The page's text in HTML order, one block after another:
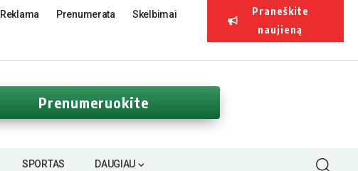
Reklama Prenumerata Skelbimai
Praneškite
naujieną
Prenumeruokite
SPORTAS DAUGIAU